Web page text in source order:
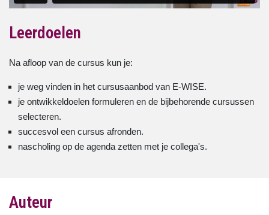
Leerdoelen
Na afloop van de cursus kun je:
je weg vinden in het cursusaanbod van E-WISE.
je ontwikkeldoelen formuleren en de bijbehorende cursussen
selecteren.
succesvol een cursus afronden.
nascholing op de agenda zetten met je collega's.
Auteur